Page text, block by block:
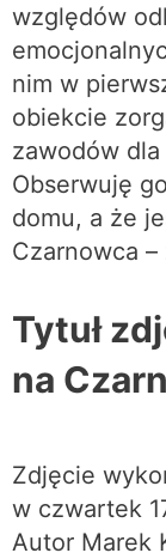
względów
nim w
obiekcie
zawodów
Obserwuję
domu, a że
Czarnowca –
Tytuł
na
Zdjęcie
w czwartek
Autor Marek